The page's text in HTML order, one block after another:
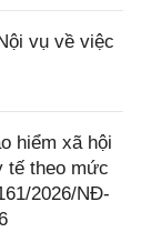
vụ về việc
hiểm xã hội
tế theo mức
2026/NĐ-